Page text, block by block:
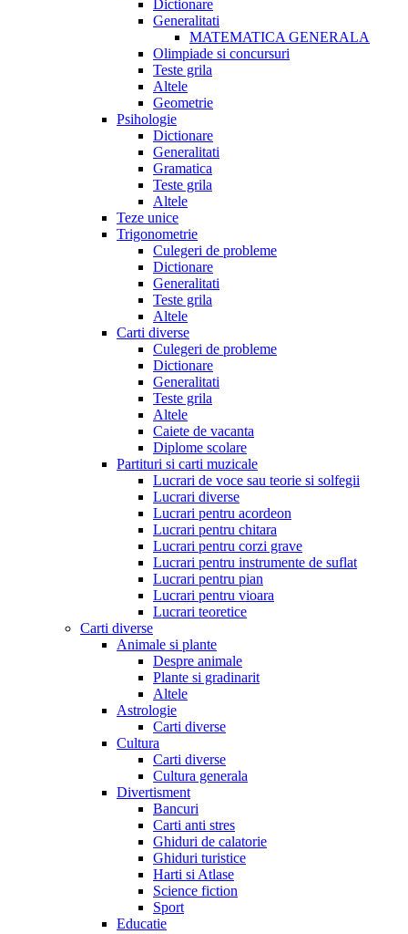
Dictionare
Generalitati
MATEMATICA GENERALA
Olimpiade si concursuri
Teste grila
Altele
Geometrie
Psihologie
Dictionare
Generalitati
Gramatica
Teste grila
Altele
Teze unice
Trigonometrie
Culegeri de probleme
Dictionare
Generalitati
Teste grila
Altele
Carti diverse
Culegeri de probleme
Dictionare
Generalitati
Teste grila
Altele
Caiete de vacanta
Diplome scolare
Partituri si carti muzicale
Lucrari de voce sau teorie si solfegii
Lucrari diverse
Lucrari pentru acordeon
Lucrari pentru chitara
Lucrari pentru corzi grave
Lucrari pentru instrumente de suflat
Lucrari pentru pian
Lucrari pentru vioara
Lucrari teoretice
Carti diverse
Animale si plante
Despre animale
Plante si gradinarit
Altele
Astrologie
Carti diverse
Cultura
Carti diverse
Cultura generala
Divertisment
Bancuri
Carti anti stres
Ghiduri de calatorie
Ghiduri turistice
Harti si Atlase
Science fiction
Sport
Educatie